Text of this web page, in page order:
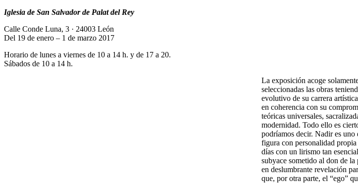
Iglesia de San Salvador de Palat del Rey
Calle Conde Luna, 3 · 24003 León
Del 19 de enero – 1 de marzo 2017
Horario de lunes a viernes de 10 a 14 h. y de 17 a 20.
Sábados de 10 a 14 h.
La exposición acoge
seleccionadas las obras
evolutivo de su carrera
en coherencia con su
teóricas universales,
modernidad. Todo ello es
podríamos decir. Nadir es uno
figura con personalidad propia
días con un lirismo tan
subyace sometido al don de la
en deslumbrante revelación
que, por otra parte, el “ego”